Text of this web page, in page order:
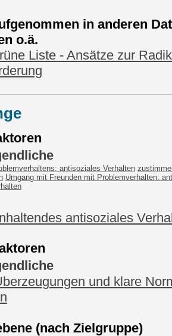
in anderen
o.ä.
Liste - Ansätze zur
antisoziales Verhalten
Umgang mit Freunden mit Problemverhalten:
antisoziales
und klare
(nach Zielgruppe)